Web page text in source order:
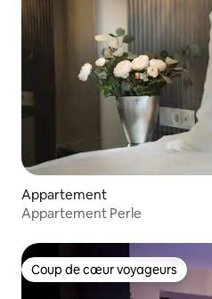
Appartement
Appartement Perle
Coup de cœur voyageurs
Coup de cœur voyageurs